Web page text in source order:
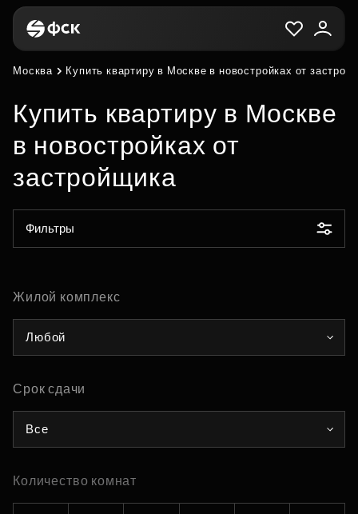
Москва Купить квартиру в Москве в новостройках от
Купить квартиру в Москве
в новостройках от
застройщика
Фильтры
Жилой комплекс
Любой
Срок сдачи
Все
Количество комнат